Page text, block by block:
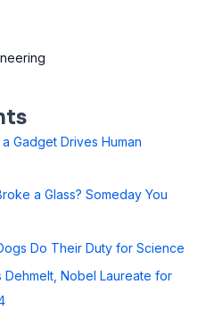
Gadget Drives Human
a Glass? Someday You
Do Their Duty for Science
Dehmelt, Nobel Laureate for